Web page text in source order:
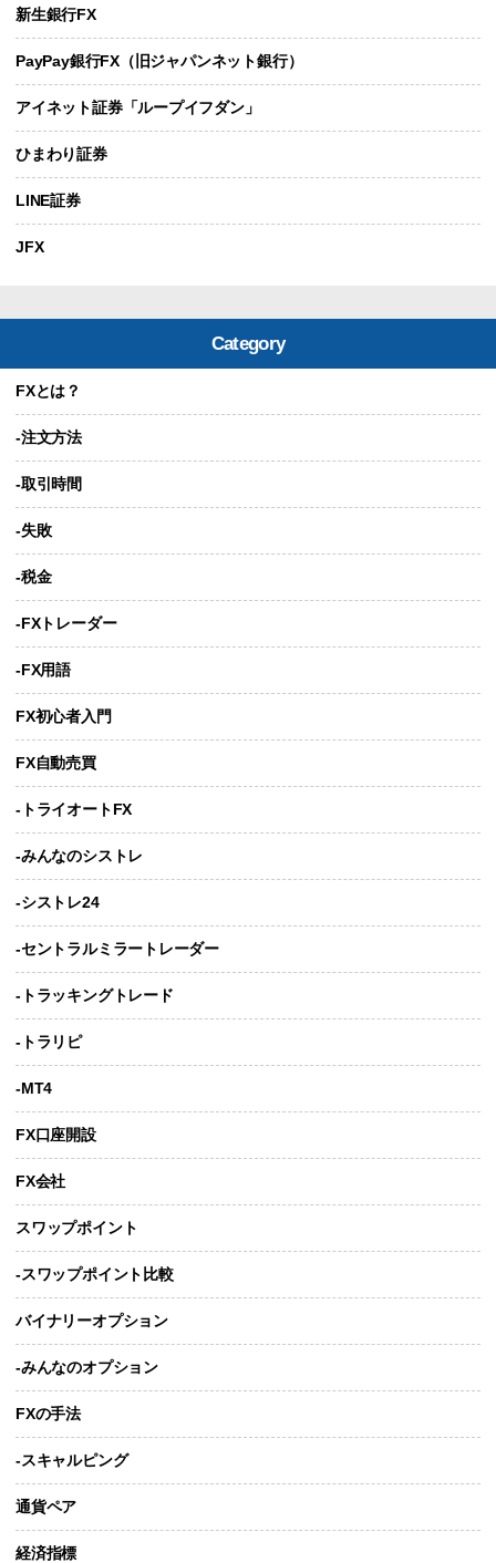
新生銀行FX
PayPay銀行FX（旧ジャパンネット銀行）
アイネット証券「ループイフダン」
ひまわり証券
LINE証券
JFX
Category
FXとは？
-注文方法
-取引時間
-失敗
-税金
-FXトレーダー
-FX用語
FX初心者入門
FX自動売買
-トライオートFX
-みんなのシストレ
-シストレ24
-セントラルミラートレーダー
-トラッキングトレード
-トラリピ
-MT4
FX口座開設
FX会社
スワップポイント
-スワップポイント比較
バイナリーオプション
-みんなのオプション
FXの手法
-スキャルピング
通貨ペア
経済指標